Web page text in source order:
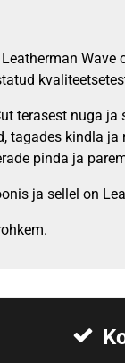
terasest nuga
tagades kindla
pinda ja
ja sellel on